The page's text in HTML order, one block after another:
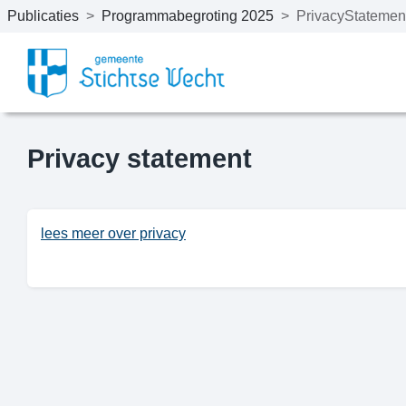
Naar hoofdinhoud
Publicaties > Programmabegroting 2025 >
Privacy statement
lees meer over privacy